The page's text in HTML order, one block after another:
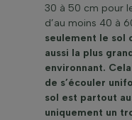
30 à 50 cm pour
d’au moins 40 à
seulement le sol
aussi la plus
environnant.
de s’écouler
sol est partout
uniquement un